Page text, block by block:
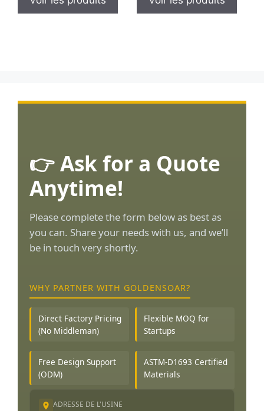
👉 Ask for a Quote
Anytime!
Please complete the form below as best as
you can. Share your needs with us, and we’ll
be in touch very shortly.
WHY PARTNER WITH GOLDENSOAR?
Direct Factory Pricing
(No Middleman)
Flexible MOQ for
Startups
Free Design Support
(ODM)
ASTM-D1693 Certified
Materials
ADRESSE DE L'USINE